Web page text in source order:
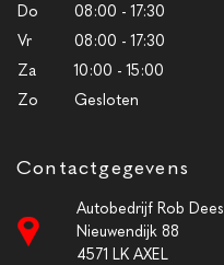
Do
08:00 - 17:30
Vr
08:00 - 17:30
Za
10:00 - 15:00
Zo
Gesloten
Contactgegevens
Autobedrijf Rob Dees
Nieuwendijk 88
4571 LK AXEL